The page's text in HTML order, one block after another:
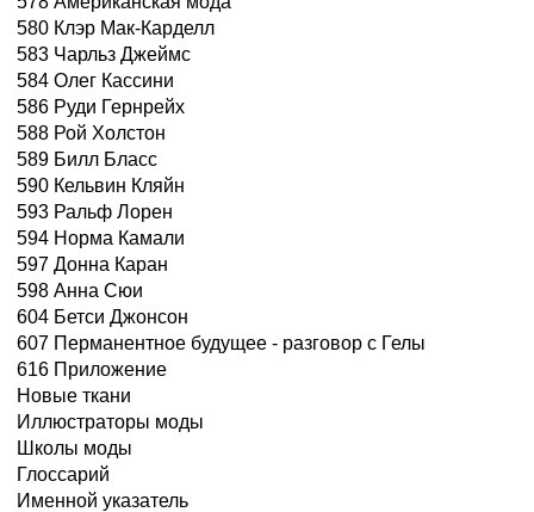
580 Клэр Мак-Карделл
583 Чарльз Джеймс
584 Олег Кассини
586 Руди Гернрейх
588 Рой Холстон
589 Билл Бласс
590 Кельвин Кляйн
593 Ральф Лорен
594 Норма Камали
597 Донна Каран
598 Анна Сюи
604 Бетси Джонсон
607 Перманентное будущее - разговор с Гелы
616 Приложение
Новые ткани
Иллюстраторы моды
Школы моды
Глоссарий
Именной указатель